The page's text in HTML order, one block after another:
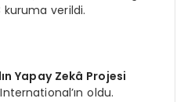
verildi.
Yapay Zekâ Projesi
oldu.